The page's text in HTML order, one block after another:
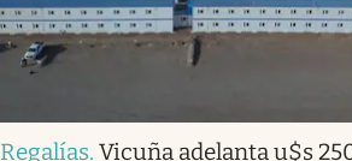
Regalías. Vicuña adelanta u$s